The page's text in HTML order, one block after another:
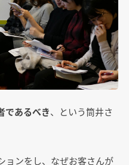
であるべき、という筒井さ
ョンをし、なぜお客さんが